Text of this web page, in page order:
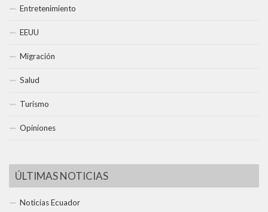
Entretenimiento
EEUU
Migración
Salud
Turismo
Opiniones
ÚLTIMAS NOTICIAS
Noticias Ecuador